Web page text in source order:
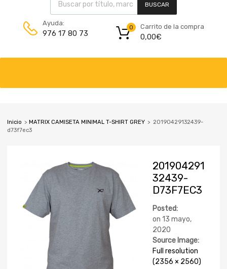
BUSCAR
Ayuda:
976 17 80 73
Carrito de la compra
0,00€
0
Inicio > MATRIX CAMISETA MINIMAL T-SHIRT GREY > 20190429132439-
d73f7ec3
201904291
32439-
D73F7EC3
Posted:
on 13 mayo,
2020
Source Image:
Full resolution
(2356 × 2560)